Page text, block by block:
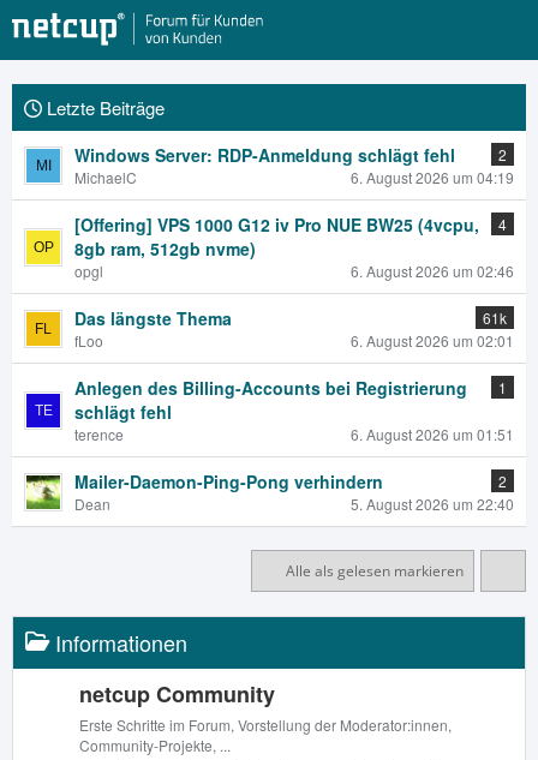
Letzte Beiträge
Windows Server: RDP-Anmeldung schlägt fehl
2
MichaelC
6. August 2026 um 04:19
[Offering] VPS 1000 G12 iv Pro NUE BW25 (4vcpu,
8gb ram, 512gb nvme)
4
opgl 6. August 2026 um 02:46
Das längste Thema
61k
fLoo
6. August 2026 um 02:01
Anlegen des Billing-Accounts bei Registrierung
schlägt fehl
1
terence 6. August 2026 um 01:51
Mailer-Daemon-Ping-Pong verhindern
2
Dean
5. August 2026 um 22:40
Alle als gelesen markieren
Informationen
netcup Community
Erste Schritte im Forum, Vorstellung der Moderator:innen,
Community-Projekte, ...